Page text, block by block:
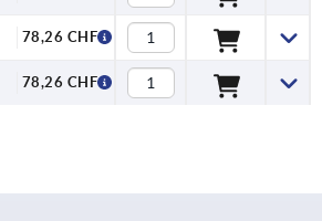
78,26 CHF
78,26 CHF